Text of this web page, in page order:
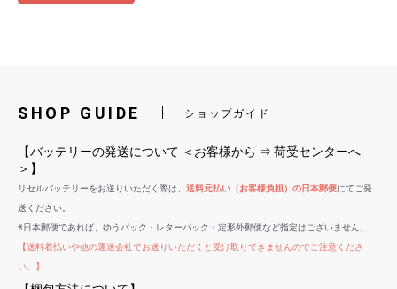
SHOP GUIDE ショップガイド
【バッテリーの発送について ＜お客様から ⇒ 荷受センターへ
＞】
リセルバッテリーをお送りいただく際は、 送料元払い（お客様負担）の日本郵便にてご発
送ください。
※日本郵便であれば、ゆうパック・レターパック・定形外郵便など指定はございません。
【送料着払いや他の運送会社でお送りいただくと受け取りできませんのでご注意くださ
い。】